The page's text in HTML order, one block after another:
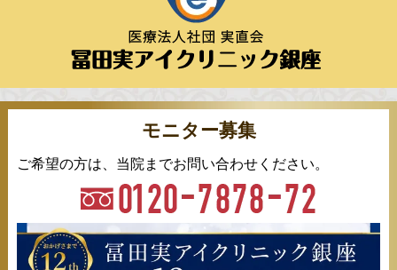
モニター募集
ご希望の方は、当院までお問い合わせください。